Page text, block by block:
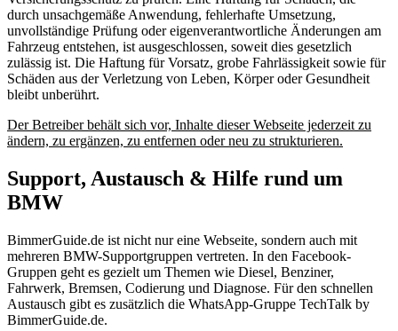
durch unsachgemäße Anwendung, fehlerhafte Umsetzung,
unvollständige Prüfung oder eigenverantwortliche Änderungen am
Fahrzeug entstehen, ist ausgeschlossen, soweit dies gesetzlich
zulässig ist. Die Haftung für Vorsatz, grobe Fahrlässigkeit sowie für
Schäden aus der Verletzung von Leben, Körper oder Gesundheit
bleibt unberührt.
Der Betreiber behält sich vor, Inhalte dieser Webseite jederzeit zu
ändern, zu ergänzen, zu entfernen oder neu zu strukturieren.
Support, Austausch & Hilfe rund um
BMW
BimmerGuide.de ist nicht nur eine Webseite, sondern auch mit
mehreren BMW-Supportgruppen vertreten. In den Facebook-
Gruppen geht es gezielt um Themen wie Diesel, Benziner,
Fahrwerk, Bremsen, Codierung und Diagnose. Für den schnellen
Austausch gibt es zusätzlich die WhatsApp-Gruppe TechTalk by
BimmerGuide.de.